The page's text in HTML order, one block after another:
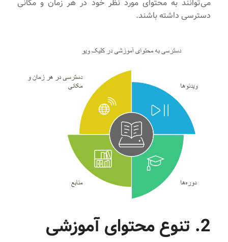
می‌توانند به محتوای مورد نظر خود در هر زمان و مکانی
دسترسی داشته باشند.
2. تنوع محتوای آموزشی